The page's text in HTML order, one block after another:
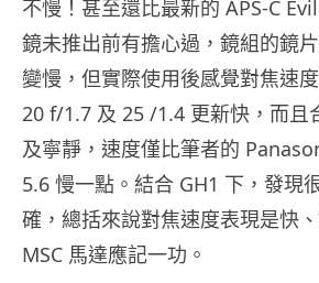
不慢！甚至還比最新的 APS-C
鏡未推出前有擔心過，鏡組的鏡
變慢，但實際使用後感覺對焦速
20 f/1.7 及 25 /1.4 更新快，而且
及寧靜，速度僅比筆者的
5.6 慢一點。結合 GH1 下，發現
確，總括來說對焦速度表現是快
MSC 馬達應記一功。